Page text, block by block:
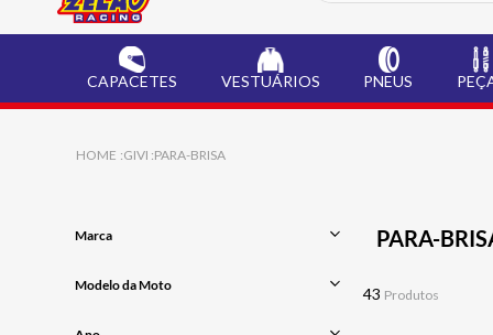
CAPACETES VESTUÁRIOS PNEUS
GIVI PARA-BRISA
Marca
Modelo da Moto
PARA-
43 Produtos
CAPACETE LS2
2º BOTA